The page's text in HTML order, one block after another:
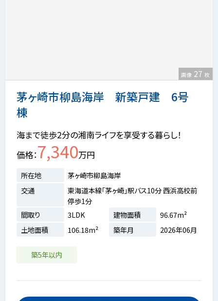
茅ヶ崎市柳島海岸 新築戸建 6号
棟
画像 27 枚
海まで徒歩2分の湘南ライフを享受する暮らし！
価格 7,340万円
所在地
茅ヶ崎市柳島海岸
交通
東海道本線「茅ヶ崎」駅バス10分 西浜高校前
停歩1分
間取り
3LDK 建物面積
96.67m²
土地面積
106.18m² 築年月 2026年06月
築5年以内